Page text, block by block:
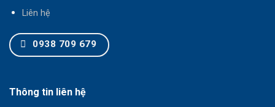
Liên hệ
0938 709 679
Thông tin liên hệ